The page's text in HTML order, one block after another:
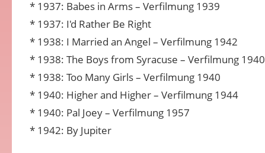
* 1937: Babes in Arms – Verfilmung 1939
* 1937: I'd Rather Be Right
* 1938: I Married an Angel – Verfilmung 1942
* 1938: The Boys from Syracuse – Verfilmung 1940
* 1938: Too Many Girls – Verfilmung 1940
* 1940: Higher and Higher – Verfilmung 1944
* 1940: Pal Joey – Verfilmung 1957
* 1942: By Jupiter